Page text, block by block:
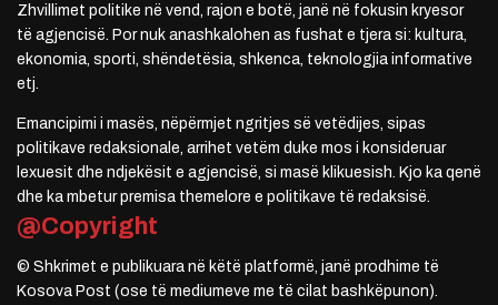
Zhvillimet politike në vend, rajon e botë, janë në fokusin kryesor
të agjencisë. Por nuk anashkalohen as fushat e tjera si: kultura,
ekonomia, sporti, shëndetësia, shkenca, teknologjia informative
etj.
Emancipimi i masës, nëpërmjet ngritjes së vetëdijes, sipas
politikave redaksionale, arrihet vetëm duke mos i konsideruar
lexuesit dhe ndjekësit e agjencisë, si masë klikuesish. Kjo ka qenë
dhe ka mbetur premisa themelore e politikave të redaksisë.
@Copyright
© Shkrimet e publikuara në këtë platformë, janë prodhime të
Kosova Post (ose të mediumeve me të cilat bashkëpunon).